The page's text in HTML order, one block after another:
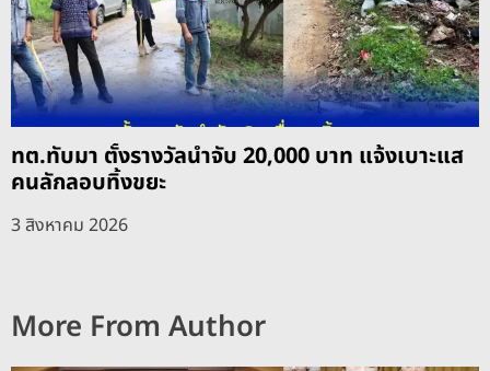
ทต.ทับมา ตั้งรางวัลนำจับ 20,000 บาท แจ้งเบาะแส
คนลักลอบทิ้งขยะ
3 สิงหาคม 2026
More From Author